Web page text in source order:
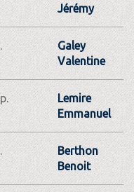
Jérémy
Galey
Valentine
Lemire
Emmanuel
Berthon
Benoit